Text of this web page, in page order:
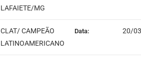
LAFAIETE/MG
CLAT/ CAMPEÃO
LATINOAMERICANO
Data: 20/